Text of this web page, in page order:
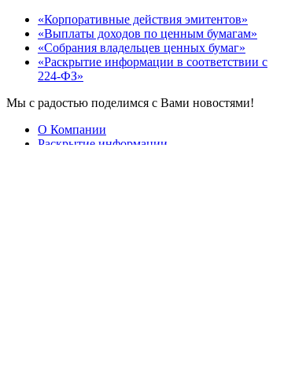
«Корпоративные действия эмитентов»
«Выплаты доходов по ценным бумагам»
«Собрания владельцев ценных бумаг»
«Раскрытие информации в соответствии с
224-ФЗ»
Мы с радостью поделимся с Вами новостями!
О Компании
Раскрытие информации